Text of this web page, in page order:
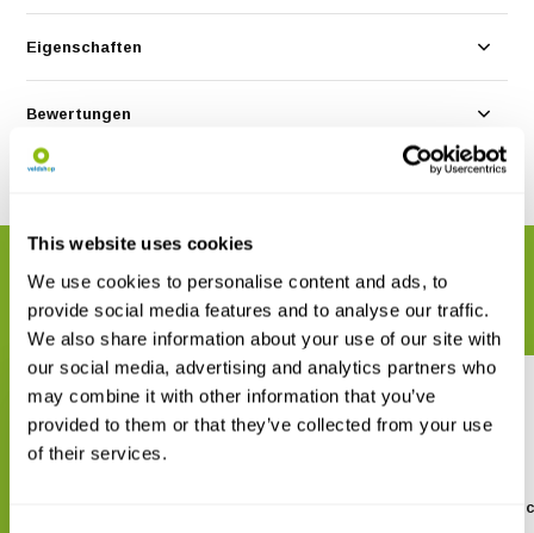
This website uses cookies
We use cookies to personalise content and ads, to
provide social media features and to analyse our traffic.
We also share information about your use of our site with
our social media, advertising and analytics partners who
may combine it with other information that you’ve
provided to them or that they’ve collected from your use
of their services.
Eigenschaften
Bewertungen
VERWANDTE PRODUKTE
Vervollständigen Sie Ihre Bestellung
Taschen für